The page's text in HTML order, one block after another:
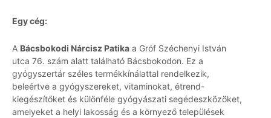
Egy cég:
A Bácsbokodi Nárcisz Patika a Gróf Széchenyi István
utca 76. szám alatt található Bácsbokodon. Ez a
gyógyszertár széles termékkínálattal rendelkezik,
beleértve a gyógyszereket, vitaminokat, étrend-
kiegészítőket és különféle gyógyászati segédeszközöket,
amelyeket a helyi lakosság és a környező települések